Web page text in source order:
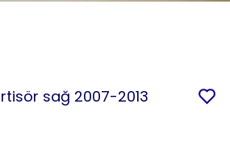
sağ 2007-2013